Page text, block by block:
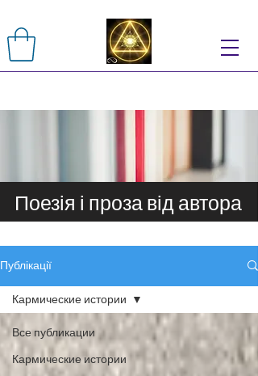
Поезія і проза від автора
Публікації
Все публикации
Кармические истории
Кармические истории